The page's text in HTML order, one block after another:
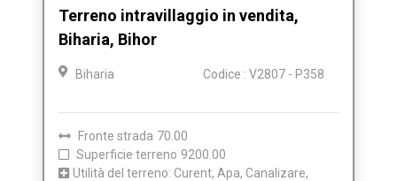
Terreno intravillaggio in vendita,
Biharia, Bihor
Biharia Codice : V2807 - P358
Fronte strada 70.00
Superficie terreno 9200.00
Utilità del terreno: Curent, Apa, Canalizare,